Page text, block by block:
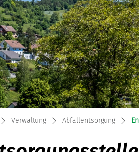
Verwaltung Abfallentsorgung